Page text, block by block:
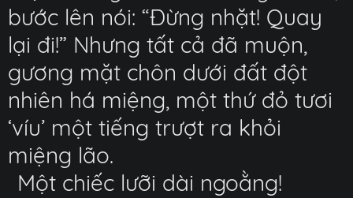
bước lên nói: “Đừng nhặt! Quay
lại đi!” Nhưng tất cả đã muộn,
gương mặt chôn dưới đất đột
nhiên há miệng, một thứ đỏ tươi
‘víu’ một tiếng trượt ra khỏi
miệng lão.
Một chiếc lưỡi dài ngoằng!